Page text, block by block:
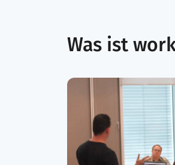
Was ist